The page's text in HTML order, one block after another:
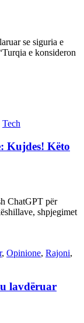
se siguria e
e konsideron
Tech
Kujdes! Këto
ChatGPT për
shpjegimet
, Opinione, Rajoni,
lavdëruar